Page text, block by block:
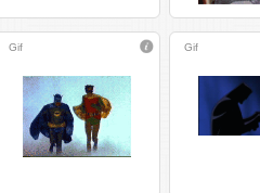
Gif Gif